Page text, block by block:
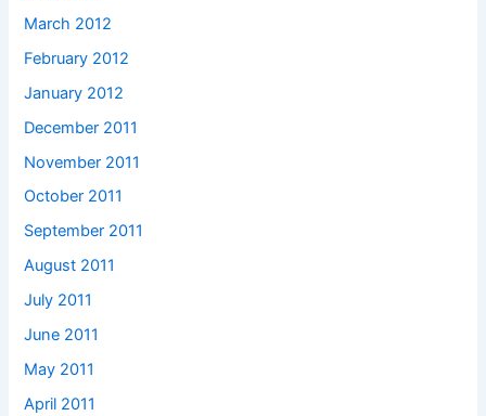
March 2012
February 2012
January 2012
December 2011
November 2011
October 2011
September 2011
August 2011
July 2011
June 2011
May 2011
April 2011